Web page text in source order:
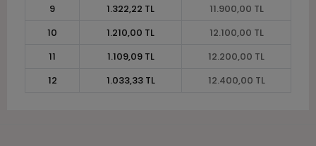
9
1.322,22 TL
11.900,00 TL
10
1.210,00 TL
12.100,00 TL
11
1.109,09 TL
12.200,00 TL
12
1.033,33 TL 12.400,00 TL